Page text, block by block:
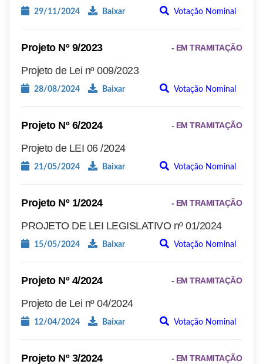
29/11/2024 Baixar Votação Nominal
Projeto Nº 9/2023 - EM TRAMITAÇÃO
Projeto de Lei nº 009/2023
28/08/2024 Baixar Votação Nominal
Projeto Nº 6/2024 - EM TRAMITAÇÃO
Projeto de LEI 06 /2024
21/05/2024 Baixar Votação Nominal
Projeto Nº 1/2024 - EM TRAMITAÇÃO
PROJETO DE LEI LEGISLATIVO nº 01/2024
15/05/2024 Baixar Votação Nominal
Projeto Nº 4/2024 - EM TRAMITAÇÃO
Projeto de Lei nº 04/2024
12/04/2024 Baixar Votação Nominal
Projeto Nº 3/2024 - EM TRAMITAÇÃO